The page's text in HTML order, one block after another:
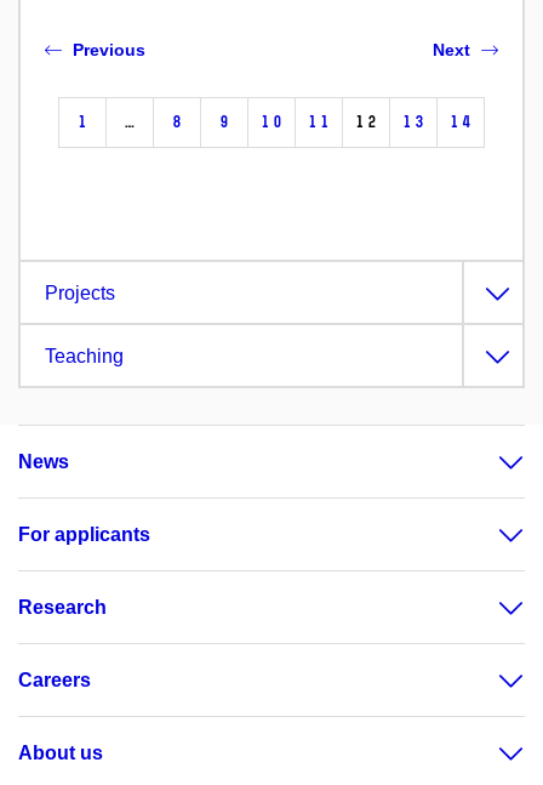
Previous
1 … 8 9 10 11 12 13 14
Next
Projects
Teaching
News
For applicants
Research
Careers
About us